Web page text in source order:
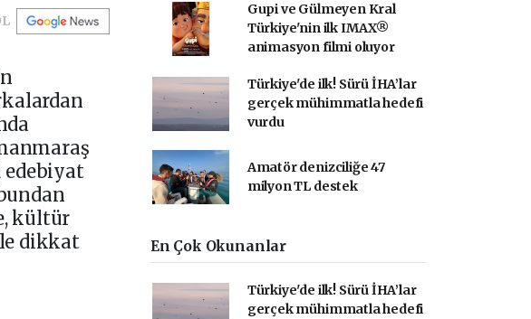
edebiyat
kültür
dikkat
Gupi ve Gülmeyen Kral
Türkiye'nin ilk IMAX®
animasyon filmi oluyor
Türkiye'de ilk! Sürü İHA’lar
gerçek mühimmatla hedefi
vurdu
Amatör denizciliğe 47
milyon TL destek
En Çok Okunanlar
Türkiye'de ilk! Sürü İHA’lar
gerçek mühimmatla hedefi